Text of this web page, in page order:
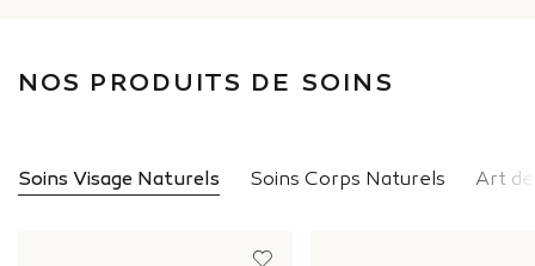
NOS PRODUITS DE SOINS
Soins Visage Naturels Soins Corps Naturels Art